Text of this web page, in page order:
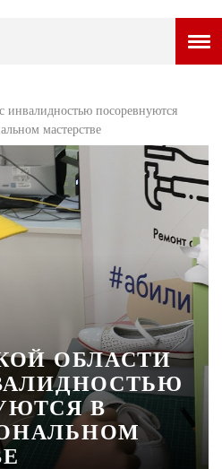
НОВОСТИ
ВОПРОС НЕДЕЛИ
ПРЕМЬЕРА
ТАМ И ТУТ
СТИЛЬ ЖИЗНИ
ЧЕЛОВЕК ОСОБЕННЫЙ
КУЛЬТ ЕДЫ
АФИША
ЖУРНАЛ
инвалидностью посоревнуются
мастерстве
ОБЛАСТИ
В